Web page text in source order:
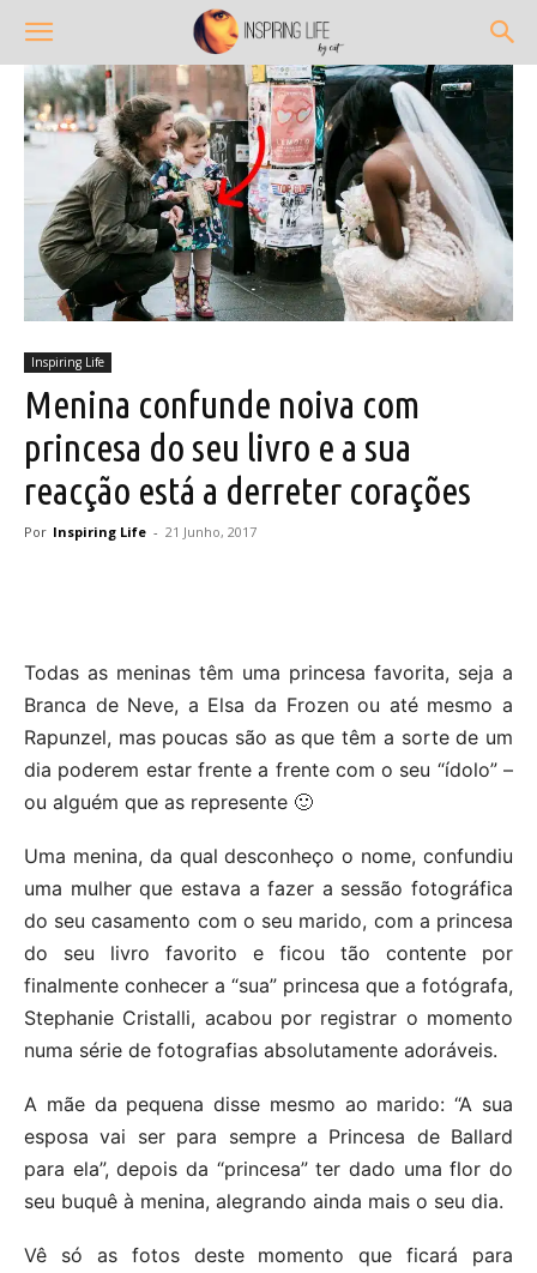
Inspiring Life
Menina confunde noiva com
princesa do seu livro e a sua
reacção está a derreter corações
Por Inspiring Life - 21 Junho, 2017
Todas as meninas têm uma princesa favorita, seja a
Branca de Neve, a Elsa da Frozen ou até mesmo a
Rapunzel, mas poucas são as que têm a sorte de um
dia poderem estar frente a frente com o seu “ídolo” –
ou alguém que as represente 🙂
Uma menina, da qual desconheço o nome, confundiu
uma mulher que estava a fazer a sessão fotográfica
do seu casamento com o seu marido, com a princesa
do seu livro favorito e ficou tão contente por
finalmente conhecer a “sua” princesa que a fotógrafa,
Stephanie Cristalli, acabou por registrar o momento
numa série de fotografias absolutamente adoráveis.
A mãe da pequena disse mesmo ao marido: “A sua
esposa vai ser para sempre a Princesa de Ballard
para ela”, depois da “princesa” ter dado uma flor do
seu buquê à menina, alegrando ainda mais o seu dia.
Vê só as fotos deste momento que ficará para